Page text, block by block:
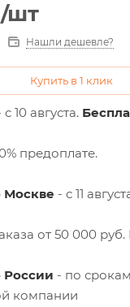
/шт
Нашли дешевле?
Купить в 1 клик
с 10 августа.
предоплате.
Москве - c 11
от 50 000 руб.
России - по
компании